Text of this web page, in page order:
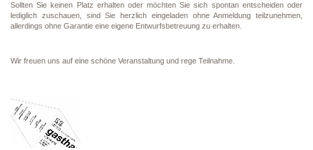
Sollten Sie keinen Platz erhalten oder möchten Sie sich spontan entscheiden oder
lediglich zuschauen, sind Sie herzlich eingeladen ohne Anmeldung teilzunehmen,
allerdings ohne Garantie eine eigene Entwurfsbetreuung zu erhalten.
Wir freuen uns auf eine schöne Veranstaltung und rege Teilnahme.